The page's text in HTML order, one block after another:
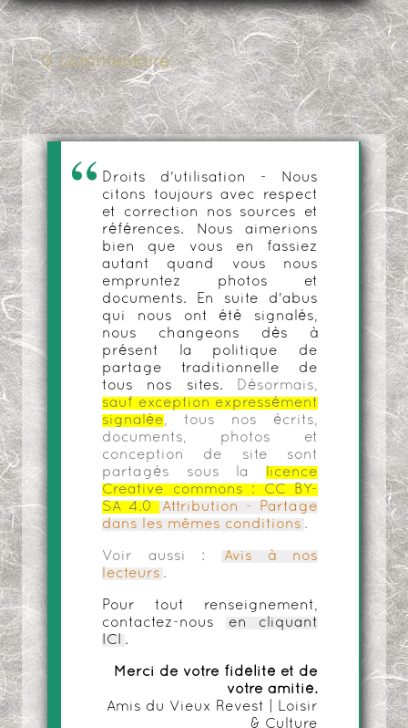
0 commentaire
Droits d'utilisation - Nous
citons toujours avec respect
et correction nos sources et
références. Nous aimerions
bien que vous en fassiez
autant quand vous nous
empruntez photos et
documents. En suite d'abus
qui nous ont été signalés,
nous changeons dès à
présent la politique de
partage traditionnelle de
tous nos sites.
Désormais,
sauf exception expressément
signalée, tous nos écrits,
documents, photos et
conception de site sont
partagés sous la
licence
Creative commons :
CC BY-
SA 4.0
Attribution - Partage
dans les mêmes conditions .
Voir aussi :
Avis à nos
lecteurs .
Pour tout renseignement,
contactez-nous
en cliquant
ICI
.
Merci de votre fidélité et de
votre amitié.
Amis du Vieux Revest | Loisir
& Culture